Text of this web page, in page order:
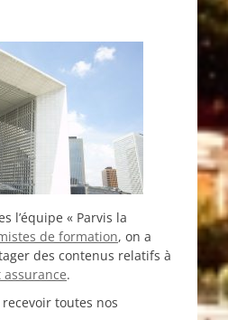
l’équipe « Parvis la
de formation, on a
des contenus relatifs à
.
toutes nos